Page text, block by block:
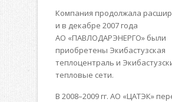
Компания продолжала
и в декабре 2007 года
АО «ПАВЛОДАРЭНЕРГО» были
приобретены Экибастузская
теплоцентраль и
тепловые сети.
В 2008–2009 гг. АО «ЦАТЭК»